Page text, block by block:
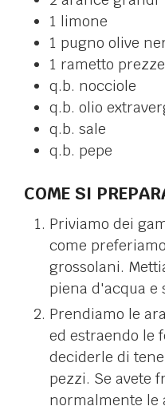
1 limone
1 pugno olive
1 rametto
q.b. nocciole
q.b. olio
q.b. sale
q.b. pepe
COME SI
Priviamo dei
come
grossolani.
piena d'acqua e
Prendiamo le
ed estraendo le
deciderle di
pezzi. Se avete
normalmente le